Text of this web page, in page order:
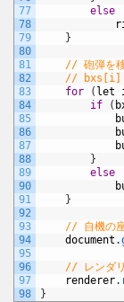
77
78
79
80
81
82
83
84
85
86
87
88
89
90
91
92
93
94
95
96
97
98
else
}
// 砲弾を
// bxs[i] ==
for
( let
if
(
}
else
}
// 自機の座
document .
// レンダ
renderer.
}